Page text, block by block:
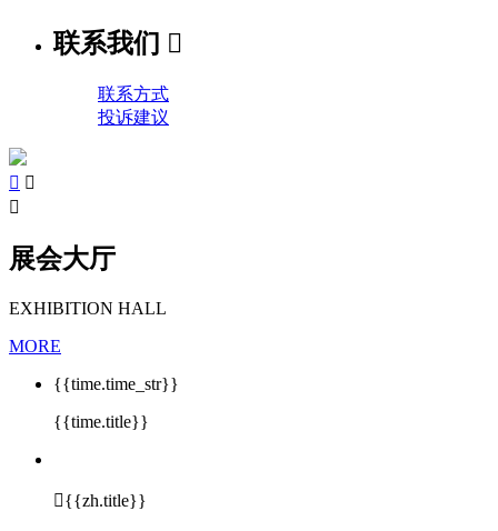
联系我们 
联系方式
投诉建议
 

展会大厅
EXHIBITION HALL
MORE
{{time.time_str}}
{{time.title}}
{{zh.title}}